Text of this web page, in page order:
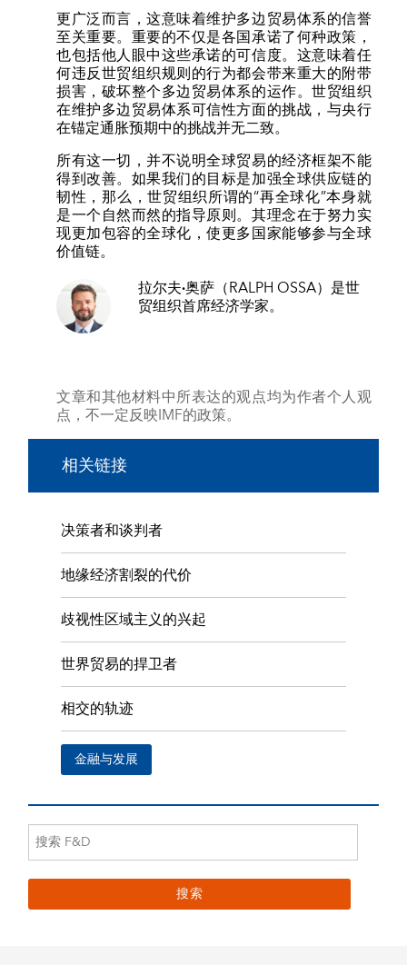
更广泛而言，这意味着维护多边贸易体系的信誉
至关重要。重要的不仅是各国承诺了何种政策，
也包括他人眼中这些承诺的可信度。这意味着任
何违反世贸组织规则的行为都会带来重大的附带
损害，破坏整个多边贸易体系的运作。世贸组织
在维护多边贸易体系可信性方面的挑战，与央行
在锚定通胀预期中的挑战并无二致。
所有这一切，并不说明全球贸易的经济框架不能
得到改善。如果我们的目标是加强全球供应链的
韧性，那么，世贸组织所谓的“再全球化”本身就
是一个自然而然的指导原则。其理念在于努力实
现更加包容的全球化，使更多国家能够参与全球
价值链。
拉尔夫·奥萨（RALPH OSSA）是世
贸组织首席经济学家。
文章和其他材料中所表达的观点均为作者个人观
点，不一定反映IMF的政策。
相关链接
决策者和谈判者
地缘经济割裂的代价
歧视性区域主义的兴起
世界贸易的捍卫者
相交的轨迹
金融与发展